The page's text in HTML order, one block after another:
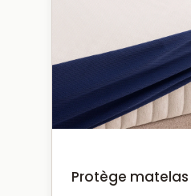
Protège matelas